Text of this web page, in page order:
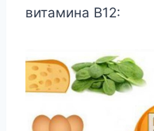
витамина В12: